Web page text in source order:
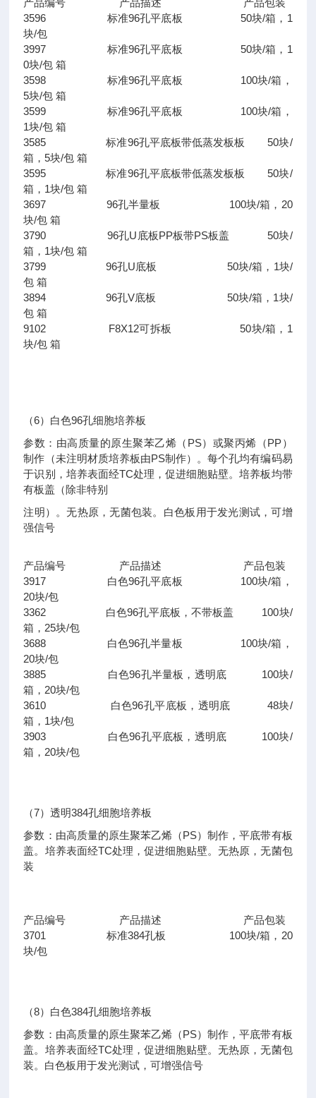
产品编号 产品描述 产品包装
3596 标准96孔平底板 50块/箱，1
块/包
3997 标准96孔平底板 50块/箱，1
0块/包 箱
3598 标准96孔平底板 100块/箱，
5块/包 箱
3599 标准96孔平底板 100块/箱，
1块/包 箱
3585 标准96孔平底板带低蒸发板板 50块/
箱，5块/包 箱
3595 标准96孔平底板带低蒸发板板 50块/
箱，1块/包 箱
3697 96孔半量板 100块/箱，20
块/包 箱
3790 96孔U底板PP板带PS板盖 50块/
箱，1块/包 箱
3799 96孔U底板 50块/箱，1块/
包 箱
3894 96孔V底板 50块/箱，1块/
包 箱
9102 F8X12可拆板 50块/箱，1
块/包 箱
（6）白色96孔细胞培养板
参数：由高质量的原生聚苯乙烯（PS）或聚丙烯（PP）
制作（未注明材质培养板由PS制作）。每个孔均有编码易
于识别，培养表面经TC处理，促进细胞贴壁。培养板均带
有板盖（除非特别
注明）。无热原，无菌包装。白色板用于发光测试，可增
强信号
产品编号 产品描述 产品包装
3917 白色96孔平底板 100块/箱，
20块/包
3362 白色96孔平底板，不带板盖 100块/
箱，25块/包
3688 白色96孔半量板 100块/箱，
20块/包
3885 白色96孔半量板，透明底 100块/
箱，20块/包
3610 白色96孔平底板，透明底 48块/
箱，1块/包
3903 白色96孔平底板，透明底 100块/
箱，20块/包
（7）透明384孔细胞培养板
参数：由高质量的原生聚苯乙烯（PS）制作，平底带有板
盖。培养表面经TC处理，促进细胞贴壁。无热原，无菌包
装
产品编号 产品描述 产品包装
3701 标准384孔板 100块/箱，20
块/包
（8）白色384孔细胞培养板
参数：由高质量的原生聚苯乙烯（PS）制作，平底带有板
盖。培养表面经TC处理，促进细胞贴壁。无热原，无菌包
装。白色板用于发光测试，可增强信号